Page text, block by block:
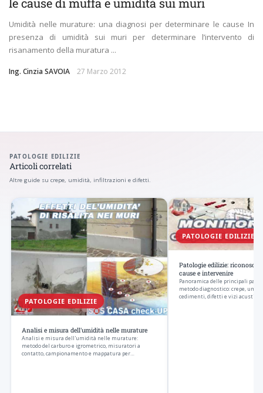
Umidità nelle murature: una diagnosi per determinare le cause In
presenza di umidità sui muri per determinare l’intervento di
risanamento della muratura ...
Ing. Cinzia SAVOIA 27 Marzo 2012
PATOLOGIE EDILIZIE
Articoli correlati
Altre guide su crepe, umidità, infiltrazioni e difetti.
PATOLOGIE EDILIZIE
Analisi e misura dell'umidità nelle murature
Analisi e misura dell'umidità nelle murature:
metodo del carburo e igrometrico, misuratori a
contatto, campionamento e mappatura per
PATOLOGIE EDILIZIE
Patologie edilizie:
cause e intervenire
Panoramica delle principali
metodo diagnostico: crepe,
cedimenti, difetti e vizi acustici.